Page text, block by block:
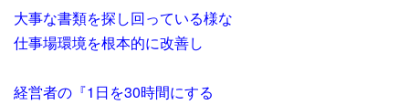
大事な書類を探し回っている様な
仕事場環境を根本的に改善し
経営者の『1日を30時間にする